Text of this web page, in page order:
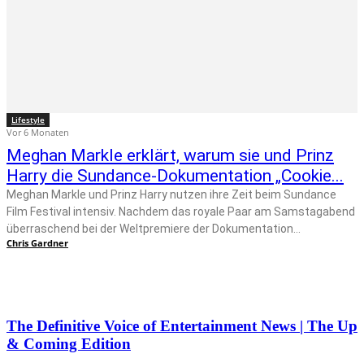
Lifestyle
Vor 6 Monaten
Meghan Markle erklärt, warum sie und Prinz
Harry die Sundance-Dokumentation „Cookie...
Meghan Markle und Prinz Harry nutzen ihre Zeit beim Sundance
Film Festival intensiv. Nachdem das royale Paar am Samstagabend
überraschend bei der Weltpremiere der Dokumentation...
Chris Gardner
The Definitive Voice of Entertainment News | The Up
& Coming Edition